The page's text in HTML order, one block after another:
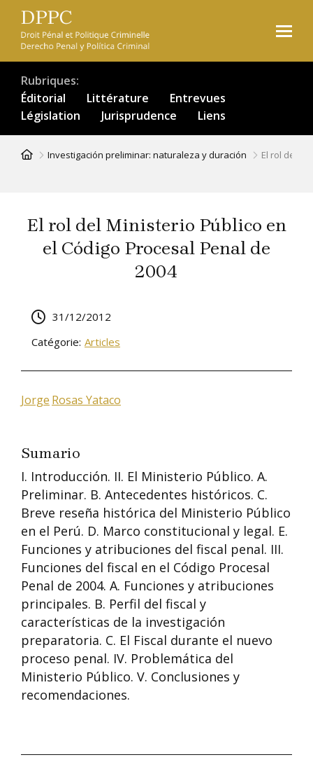
Aller
contenu
principal
Rubriques
Éditorial
Littérature
Entrevues
Législation
Jurisprudence Liens
Fil
d'Ariane
Investigación preliminar: naturaleza y duración El rol del
El rol del Ministerio Público en
el Código Procesal Penal de
2004
31/12/2012
Catégorie: Articles
Jorge Rosas Yataco
Sumario
I. Introducción. II. El Ministerio Público. A.
Preliminar. B. Antecedentes históricos. C.
Breve reseña histórica del Ministerio Público
en el Perú. D. Marco constitucional y legal. E.
Funciones y atribuciones del fiscal penal. III.
Funciones del fiscal en el Código Procesal
Penal de 2004. A. Funciones y atribuciones
principales. B. Perfil del fiscal y
características de la investigación
preparatoria. C. El Fiscal durante el nuevo
proceso penal. IV. Problemática del
Ministerio Público. V. Conclusiones y
recomendaciones.